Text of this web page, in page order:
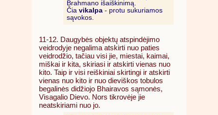
Brahmano išaiškinimą.
Čia vikalpa- protu sukuriamos
sąvokos.
11-12. Daugybės objektų atspindėjimo
veidrodyje negalima atskirti nuo paties
veidrodžio, tačiau visi jie, miestai, kaimai,
miškai ir kita, skiriasi ir atskirti vienas nuo
kito. Taip ir visi reiškiniai skirtingi ir atskirti
vienas nuo kito ir nuo dieviškos tobulos
begalinės didžiojo Bhairavos sąmonės,
Visagalio Dievo. Nors tikrovėje jie
neatskiriami nuo jo.